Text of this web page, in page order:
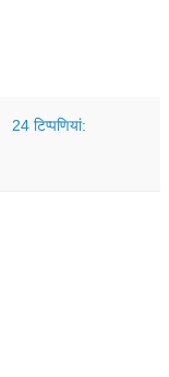
24 टिप्‍पणियां: